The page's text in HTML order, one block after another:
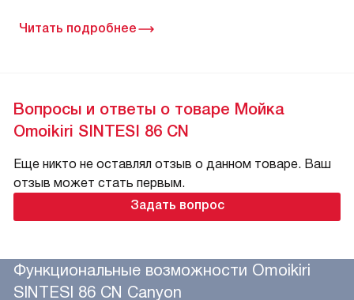
Читать подробнее
Вопросы и ответы о товаре Мойка
Omoikiri SINTESI 86 CN
Еще никто не оставлял отзыв о данном товаре. Ваш
отзыв может стать первым.
Задать вопрос
Функциональные возможности Omoikiri
SINTESI 86 CN Canyon